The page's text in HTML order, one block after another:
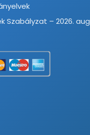
Szabályzat – 2026.